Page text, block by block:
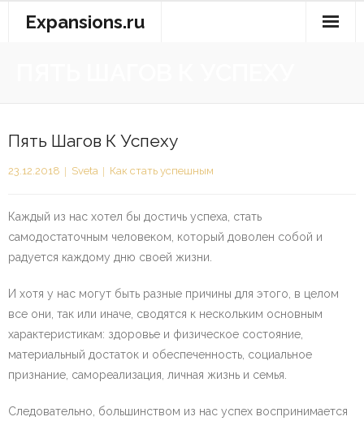
Expansions.ru
Пять Шагов К Успеху
23.12.2018 Sveta Как стать успешным
Каждый из нас хотел бы достичь успеха, стать
самодостаточным человеком, который доволен собой и
радуется каждому дню своей жизни.
И хотя у нас могут быть разные причины для этого, в целом
все они, так или иначе, сводятся к нескольким основным
характеристикам: здоровье и физическое состояние,
материальный достаток и обеспеченность, социальное
признание, самореализация, личная жизнь и семья.
Следовательно, большинством из нас успех воспринимается